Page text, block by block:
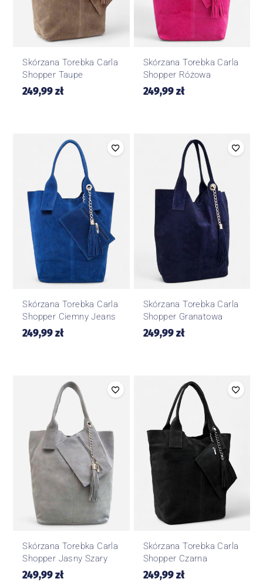
Skórzana Torebka Carla
Shopper Taupe
249,99zł
Skórzana Torebka Carla
Shopper Różowa
249,99zł
Skórzana Torebka Carla
Shopper Ciemny Jeans
249,99zł
Skórzana Torebka Carla
Shopper Granatowa
249,99zł
Skórzana Torebka Carla
Shopper Jasny Szary
249,99zł
Skórzana Torebka Carla
Shopper Czarna
249,99zł